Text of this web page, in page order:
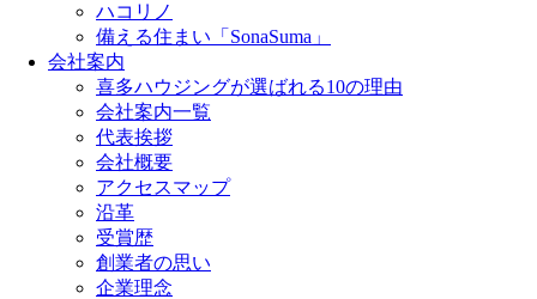
ハコリノ
備える住まい「SonaSuma」
会社案内
喜多ハウジングが選ばれる10の理由
会社案内一覧
代表挨拶
会社概要
アクセスマップ
沿革
受賞歴
創業者の思い
企業理念